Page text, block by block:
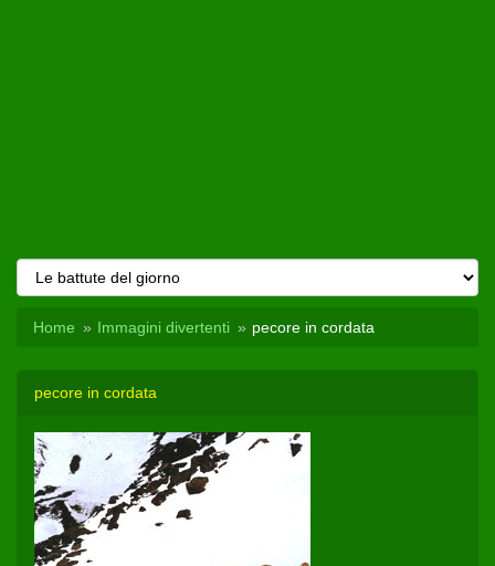
Home Immagini divertenti pecore in cordata
pecore in cordata